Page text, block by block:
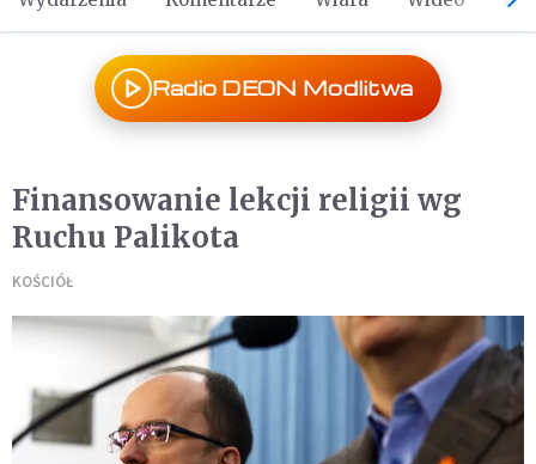
Radio DEON Modlitwa
Finansowanie lekcji religii wg
Ruchu Palikota
KOŚCIÓŁ